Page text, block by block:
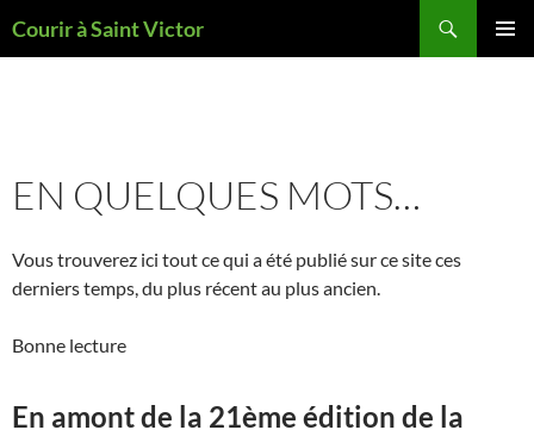
auCourir à Saint Victor
EN QUELQUES MOTS…
Vous trouverez ici tout ce qui a été publié sur ce site ces
derniers temps, du plus récent au plus ancien.
Bonne lecture
En amont de la 21ème édition de la